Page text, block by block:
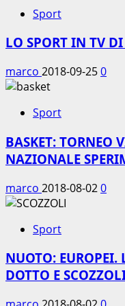
Sport
LO SPORT IN TV
marco 2018-09-250
Sport
BASKET: TORNEO
NAZIONALE
marco 2018-08-020
Sport
NUOTO: EUROPEI.
DOTTO E